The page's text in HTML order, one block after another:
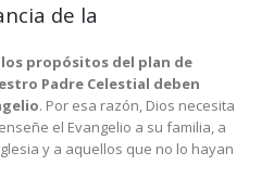
de la
propósitos del plan de
Padre Celestial deben
. Por esa razón, Dios necesita
el Evangelio a su familia, a
y a aquellos que no lo hayan